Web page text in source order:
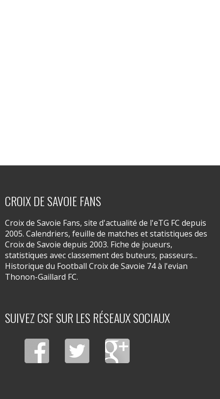
CROIX DE SAVOIE FANS
Croix de Savoie Fans, site d'actualité de l'eTG FC depuis
2005. Calendriers, feuille de matches et statistiques des
Croix de Savoie depuis 2003. Fiche de joueurs,
statistiques avec classement des buteurs, passeurs...
Historique du Football Croix de Savoie 74 à l'evian
Thonon-Gaillard FC.
SUIVEZ CSF SUR LES RÉSEAUX SOCIAUX